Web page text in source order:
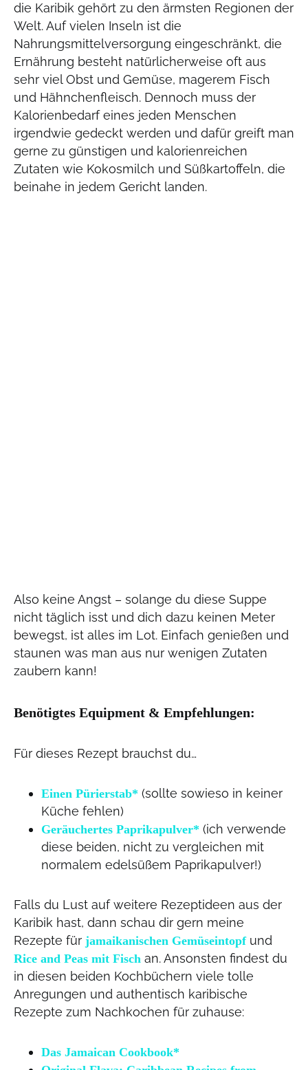
die Karibik gehört zu den ärmsten Regionen der
Welt. Auf vielen Inseln ist die
Nahrungsmittelversorgung eingeschränkt, die
Ernährung besteht natürlicherweise oft aus
sehr viel Obst und Gemüse, magerem Fisch
und Hähnchenfleisch. Dennoch muss der
Kalorienbedarf eines jeden Menschen
irgendwie gedeckt werden und dafür greift man
gerne zu günstigen und kalorienreichen
Zutaten wie Kokosmilch und Süßkartoffeln, die
beinahe in jedem Gericht landen.
Also keine Angst – solange du diese Suppe
nicht täglich isst und dich dazu keinen Meter
bewegst, ist alles im Lot. Einfach genießen und
staunen was man aus nur wenigen Zutaten
zaubern kann!
Benötigtes Equipment & Empfehlungen:
Für dieses Rezept brauchst du…
Einen Pürierstab* (sollte sowieso in keiner
Küche fehlen)
Geräuchertes Paprikapulver* (ich verwende
diese beiden, nicht zu vergleichen mit
normalem edelsüßem Paprikapulver!)
Falls du Lust auf weitere Rezeptideen aus der
Karibik hast, dann schau dir gern meine
Rezepte für jamaikanischen Gemüseintopfund
Rice and Peas mit Fisch an. Ansonsten findest du
in diesen beiden Kochbüchern viele tolle
Anregungen und authentisch karibische
Rezepte zum Nachkochen für zuhause:
Das Jamaican Cookbook*